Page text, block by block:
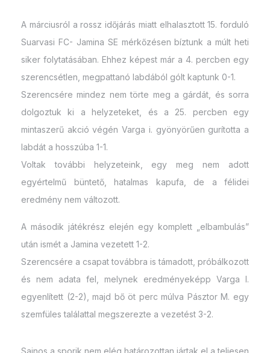
A márciusról a rossz időjárás miatt elhalasztott 15. forduló
Suarvasi FC- Jamina SE mérkőzésen bíztunk a múlt heti
siker folytatásában. Ehhez képest már a 4. percben egy
szerencsétlen, megpattanó labdából gólt kaptunk 0-1.
Szerencsére mindez nem törte meg a gárdát, és sorra
dolgoztuk ki a helyzeteket, és a 25. percben egy
mintaszerű akció végén Varga i. gyönyörűen gurította a
labdát a hosszúba 1-1.
Voltak további helyzeteink, egy meg nem adott
egyértelmű büntető, hatalmas kapufa, de a félidei
eredmény nem változott.
A második játékrész elején egy komplett „elbambulás”
után ismét a Jamina vezetett 1-2.
Szerencsére a csapat továbbra is támadott, próbálkozott
és nem adata fel, melynek eredményeképp Varga I.
egyenlített (2-2), majd bő öt perc múlva Pásztor M. egy
szemfüles találattal megszerezte a vezetést 3-2.